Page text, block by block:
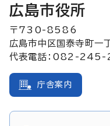
広島市役所
〒730-8586
広島市中区国泰寺町
代表電話：082-245-
庁舎案内